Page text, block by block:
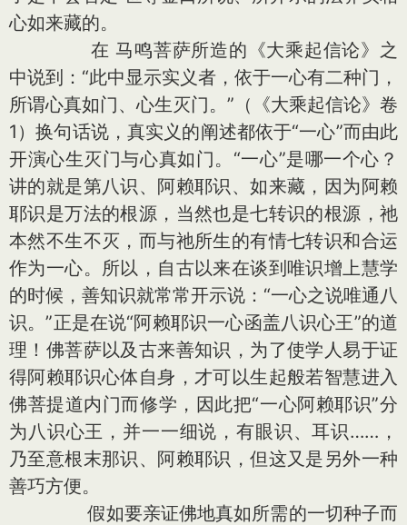
心如来藏的。
在 马鸣菩萨所造的《大乘起信论》之
中说到：“此中显示实义者，依于一心有二种门，
所谓心真如门、心生灭门。”（《大乘起信论》卷
1）换句话说，真实义的阐述都依于“一心”而由此
开演心生灭门与心真如门。“一心”是哪一个心？
讲的就是第八识、阿赖耶识、如来藏，因为阿赖
耶识是万法的根源，当然也是七转识的根源，祂
本然不生不灭，而与祂所生的有情七转识和合运
作为一心。所以，自古以来在谈到唯识增上慧学
的时候，善知识就常常开示说：“一心之说唯通八
识。”正是在说“阿赖耶识一心函盖八识心王”的道
理！佛菩萨以及古来善知识，为了使学人易于证
得阿赖耶识心体自身，才可以生起般若智慧进入
佛菩提道内门而修学，因此把“一心阿赖耶识”分
为八识心王，并一一细说，有眼识、耳识……，
乃至意根末那识、阿赖耶识，但这又是另外一种
善巧方便。
假如要亲证佛地真如所需的一切种子而